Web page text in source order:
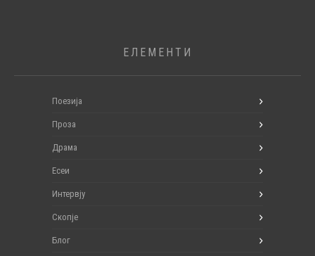
ЕЛЕМЕНТИ
Поезија
Проза
Драма
Есеи
Интервју
Скопје
Блог